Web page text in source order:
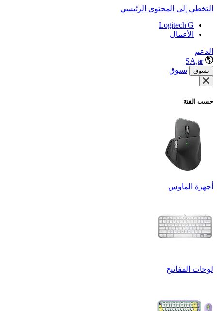
التخطي إلى المحتوى الرئيسي
Logitech G
الأعمال
الدعم
SA,ar
تسوق تسوق
حسب الفئة
أجهزة الماوس
لوحات المفاتيح